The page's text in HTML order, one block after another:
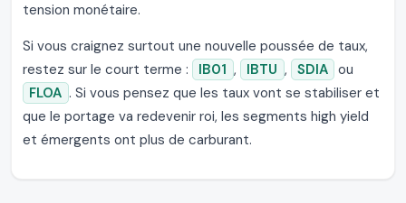
tension monétaire.
Si vous craignez surtout une nouvelle poussée de taux,
restez sur le court terme :
IB01 , IBTU , SDIA ou
FLOA . Si vous pensez que les taux vont se stabiliser et
que le portage va redevenir roi, les segments high yield
et émergents ont plus de carburant.